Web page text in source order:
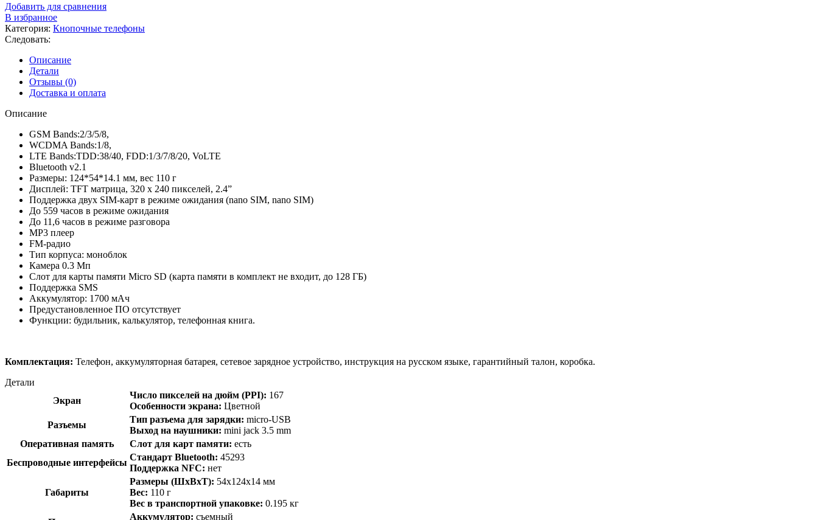
Добавить для сравнения
В избранное
Категория: Кнопочные телефоны
Следовать:
Описание
Детали
Отзывы (0)
Доставка и оплата
Описание
GSM Bands:2/3/5/8,
WCDMA Bands:1/8,
LTE Bands:TDD:38/40, FDD:1/3/7/8/20, VoLTE
Bluetooth v2.1
Размеры: 124*54*14.1 мм, вес 110 г
Дисплей: TFT матрица, 320 х 240 пикселей, 2.4”
Поддержка двух SIM-карт в режиме ожидания (nano SIM, nano SIM)
До 559 часов в режиме ожидания
До 11,6 часов в режиме разговора
MP3 плеер
FM-радио
Тип корпуса: моноблок
Камера 0.3 Мп
Слот для карты памяти Micro SD (карта памяти в комплект не входит, до 128 ГБ)
Поддержка SMS
Аккумулятор: 1700 мАч
Предустановленное ПО отсутствует
Функции: будильник, калькулятор, телефонная книга.
Комплектация: Телефон, аккумуляторная батарея, сетевое зарядное устройство, инструкция на русском языке, гарантийный талон, коробка.
Детали
Экран
Число пикселей на дюйм (PPI): 167
Особенности экрана: Цветной
Разъемы
Тип разъема для зарядки: micro-USB
Выход на наушники: mini jack 3.5 mm
Оперативная память
Слот для карт памяти: есть
Беспроводные интерфейсы
Стандарт Bluetooth: 45293
Поддержка NFC: нет
Габариты
Размеры (ШxВxТ): 54x124x14 мм
Вес: 110 г
Вес в транспортной упаковке: 0.195 кг
Аккумулятор: съемный